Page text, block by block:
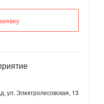
ул. Электролесовская, 13